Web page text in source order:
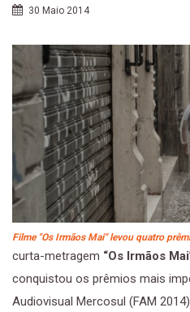
30 Maio 2014
Filme "Os Irmãos Mai" levou quatro
curta-metragem “Os Irmãos Mai
conquistou os prêmios mais
Audiovisual Mercosul (FAM